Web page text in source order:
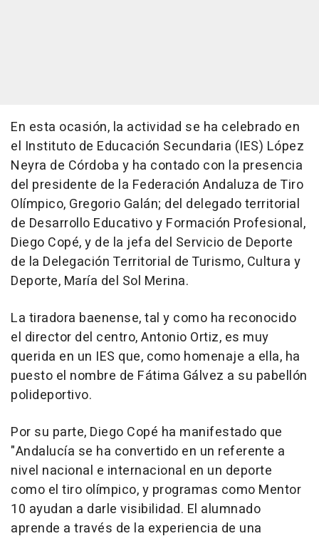
En esta ocasión, la actividad se ha celebrado en
el Instituto de Educación Secundaria (IES) López
Neyra de Córdoba y ha contado con la presencia
del presidente de la Federación Andaluza de Tiro
Olímpico, Gregorio Galán; del delegado territorial
de Desarrollo Educativo y Formación Profesional,
Diego Copé, y de la jefa del Servicio de Deporte
de la Delegación Territorial de Turismo, Cultura y
Deporte, María del Sol Merina.
La tiradora baenense, tal y como ha reconocido
el director del centro, Antonio Ortiz, es muy
querida en un IES que, como homenaje a ella, ha
puesto el nombre de Fátima Gálvez a su pabellón
polideportivo.
Por su parte, Diego Copé ha manifestado que
"Andalucía se ha convertido en un referente a
nivel nacional e internacional en un deporte
como el tiro olímpico, y programas como Mentor
10 ayudan a darle visibilidad. El alumnado
aprende a través de la experiencia de una